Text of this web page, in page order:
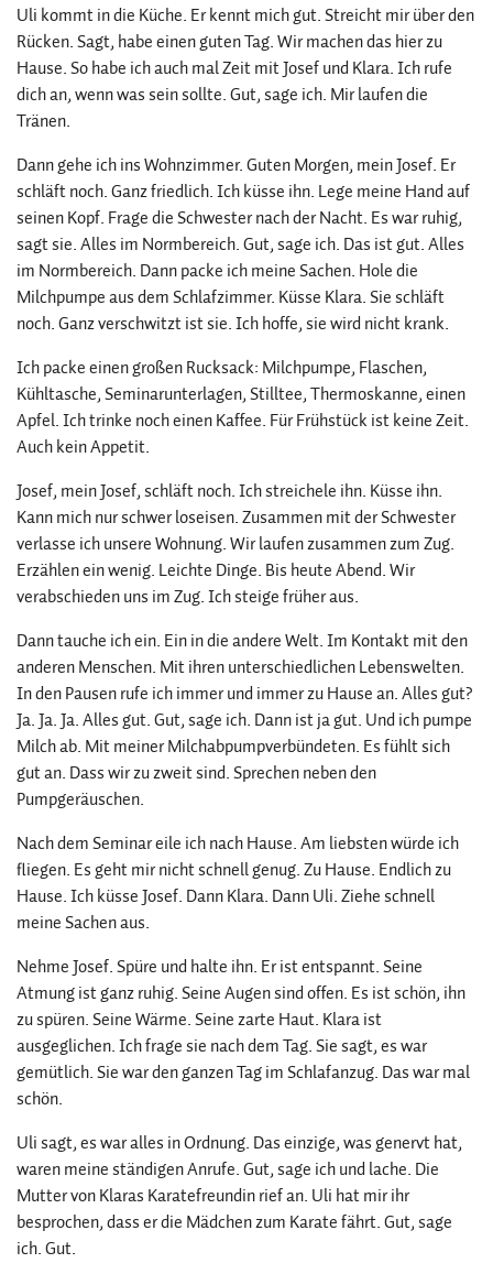
Uli kommt in die Küche. Er kennt mich gut. Streicht mir über den
Rücken. Sagt, habe einen guten Tag. Wir machen das hier zu
Hause. So habe ich auch mal Zeit mit Josef und Klara. Ich rufe
dich an, wenn was sein sollte. Gut, sage ich. Mir laufen die
Tränen.
Dann gehe ich ins Wohnzimmer. Guten Morgen, mein Josef. Er
schläft noch. Ganz friedlich. Ich küsse ihn. Lege meine Hand auf
seinen Kopf. Frage die Schwester nach der Nacht. Es war ruhig,
sagt sie. Alles im Normbereich. Gut, sage ich. Das ist gut. Alles
im Normbereich. Dann packe ich meine Sachen. Hole die
Milchpumpe aus dem Schlafzimmer. Küsse Klara. Sie schläft
noch. Ganz verschwitzt ist sie. Ich hoffe, sie wird nicht krank.
Ich packe einen großen Rucksack: Milchpumpe, Flaschen,
Kühltasche, Seminarunterlagen, Stilltee, Thermoskanne, einen
Apfel. Ich trinke noch einen Kaffee. Für Frühstück ist keine Zeit.
Auch kein Appetit.
Josef, mein Josef, schläft noch. Ich streichele ihn. Küsse ihn.
Kann mich nur schwer loseisen. Zusammen mit der Schwester
verlasse ich unsere Wohnung. Wir laufen zusammen zum Zug.
Erzählen ein wenig. Leichte Dinge. Bis heute Abend. Wir
verabschieden uns im Zug. Ich steige früher aus.
Dann tauche ich ein. Ein in die andere Welt. Im Kontakt mit den
anderen Menschen. Mit ihren unterschiedlichen Lebenswelten.
In den Pausen rufe ich immer und immer zu Hause an. Alles gut?
Ja. Ja. Ja. Alles gut. Gut, sage ich. Dann ist ja gut. Und ich pumpe
Milch ab. Mit meiner Milchabpumpverbündeten. Es fühlt sich
gut an. Dass wir zu zweit sind. Sprechen neben den
Pumpgeräuschen.
Nach dem Seminar eile ich nach Hause. Am liebsten würde ich
fliegen. Es geht mir nicht schnell genug. Zu Hause. Endlich zu
Hause. Ich küsse Josef. Dann Klara. Dann Uli. Ziehe schnell
meine Sachen aus.
Nehme Josef. Spüre und halte ihn. Er ist entspannt. Seine
Atmung ist ganz ruhig. Seine Augen sind offen. Es ist schön, ihn
zu spüren. Seine Wärme. Seine zarte Haut. Klara ist
ausgeglichen. Ich frage sie nach dem Tag. Sie sagt, es war
gemütlich. Sie war den ganzen Tag im Schlafanzug. Das war mal
schön.
Uli sagt, es war alles in Ordnung. Das einzige, was genervt hat,
waren meine ständigen Anrufe. Gut, sage ich und lache. Die
Mutter von Klaras Karatefreundin rief an. Uli hat mir ihr
besprochen, dass er die Mädchen zum Karate fährt. Gut, sage
ich. Gut.